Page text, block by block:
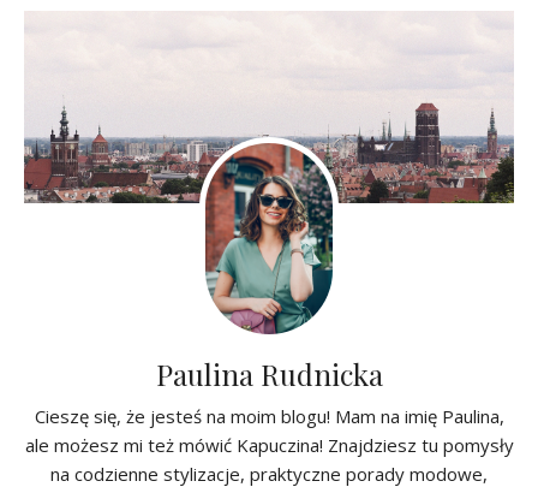
Paulina Rudnicka
Cieszę się, że jesteś na moim blogu! Mam na imię Paulina,
ale możesz mi też mówić Kapuczina! Znajdziesz tu pomysły
na codzienne stylizacje, praktyczne porady modowe,